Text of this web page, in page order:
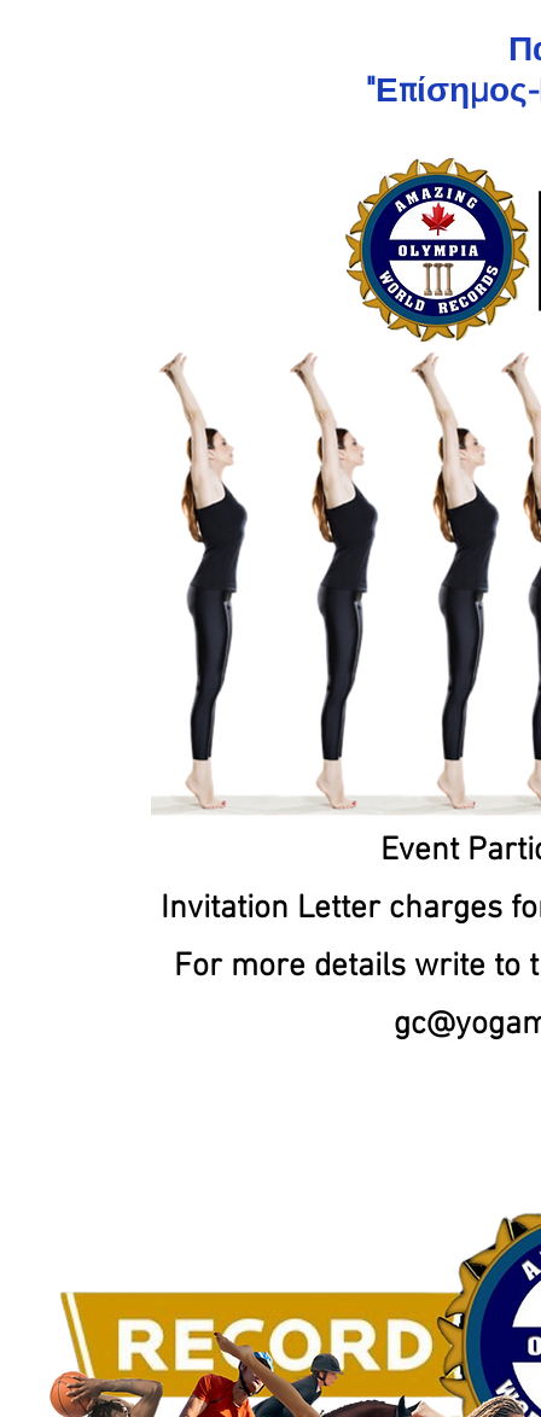
"Επίσημος-
Event
Invitation Letter charges
For more details write to